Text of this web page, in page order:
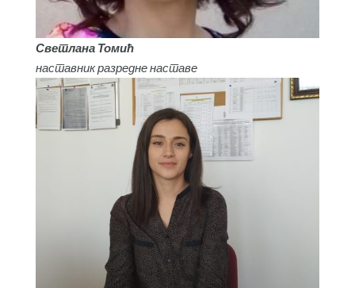
Светлана Томић
наставник разредне наставе